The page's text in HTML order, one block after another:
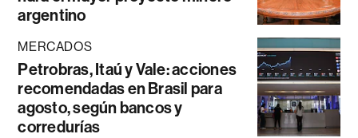
argentino
MERCADOS
Petrobras, Itaú y Vale: acciones
recomendadas en Brasil para
agosto, según bancos y
corredurías